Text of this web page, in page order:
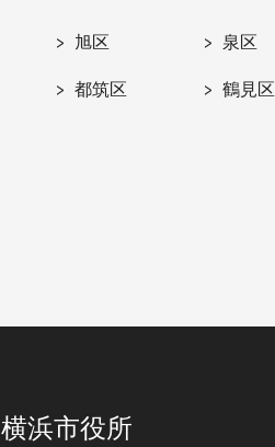
旭区 泉区
都筑区 鶴見区
横浜市役所